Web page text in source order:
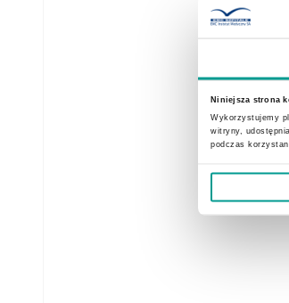
Niniejsza strona
Wykorzystujemy
witryny,
podczas